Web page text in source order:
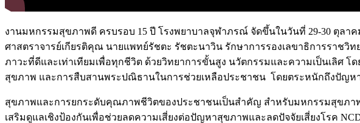
งานมหกรรมสุขภาพดี ครบรอบ 15 ปี โรงพยาบาลจุฬาภรณ์ จัดขึ้นในวันที่ 29-30 ตุลา
ศาสตราจารย์เกียรติคุณ นายแพทย์รัชตะ รัชตะนาวิน รักษาการรองเลขาธิการราช
ภาวะที่ดีและเท่าเทียมเพื่อทุกชีวิต ด้วยวิทยาการขั้นสูง นวัตกรรมและความเป็นเลิศ
สุขภาพ และการสืบสานพระปณิธานในการช่วยเหลือประชาชน โดยตระหนักถึงปัญห
สุขภาพและการยกระดับคุณภาพชีวิตของประชาชนเป็นสำคัญ สำหรับมหกรรมสุขภาพ
เสริมดูแลเชิงป้องกันเพื่อช่วยลดความเสี่ยงต่อปัญหาสุขภาพและลดปัจจัยเสี่ยงโรค